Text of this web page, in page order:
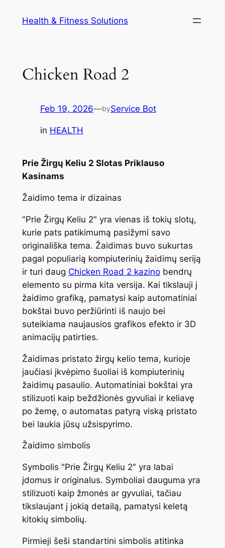
Health & Fitness Solutions
Chicken Road 2
Feb 19, 2026—byService Bot
in HEALTH
Prie Žirgų Keliu 2 Slotas Priklauso
Kasinams
Žaidimo tema ir dizainas
"Prie Žirgų Keliu 2" yra vienas iš tokių slotų,
kurie pats patikimumą pasižymi savo
originališka tema. Žaidimas buvo sukurtas
pagal populiarią kompiuterinių žaidimų seriją
ir turi daug Chicken Road 2 kazinobendrų
elemento su pirma kita versija. Kai tikslauji į
žaidimo grafiką, pamatysi kaip automatiniai
bokštai buvo peržiūrinti iš naujo bei
suteikiama naujausios grafikos efekto ir 3D
animacijų patirties.
Žaidimas pristato žirgų kelio tema, kurioje
jaučiasi įkvėpimo šuoliai iš kompiuterinių
žaidimų pasaulio. Automatiniai bokštai yra
stilizuoti kaip beždžionės gyvuliai ir keliavę
po žemę, o automatas patyrą viską pristato
bei laukia jūsų užsispyrimo.
Žaidimo simbolis
Symbolis "Prie Žirgų Keliu 2" yra labai
įdomus ir originalus. Symboliai dauguma yra
stilizuoti kaip žmonės ar gyvuliai, tačiau
tikslaujant į jokią detailą, pamatysi keletą
kitokių simbolių.
Pirmieji šeši standartini simbolis atitinka